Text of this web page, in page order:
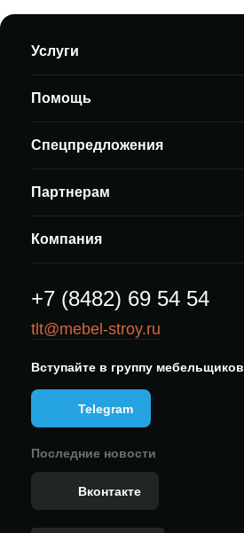
Услуги
Помощь
Спецпредложения
Партнерам
Компания
+7 (8482) 69 54 54
tlt@mebel-stroy.ru
Вступайте в группу мебельщиков
Telegram
Последние новости
Вконтакте